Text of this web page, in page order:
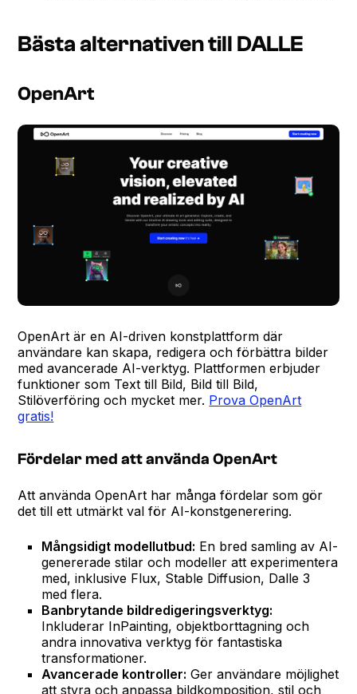
Bästa alternativen till DALLE
OpenArt
OpenArt är en AI-driven konstplattform där
användare kan skapa, redigera och förbättra bilder
med avancerade AI-verktyg. Plattformen erbjuder
funktioner som Text till Bild, Bild till Bild,
Stilöverföring och mycket mer. Prova OpenArt
gratis!
Fördelar med att använda OpenArt
Att använda OpenArt har många fördelar som gör
det till ett utmärkt val för AI-konstgenerering.
Mångsidigt modellutbud: En bred samling av AI-
genererade stilar och modeller att experimentera
med, inklusive Flux, Stable Diffusion, Dalle 3
med flera.
Banbrytande bildredigeringsverktyg:
Inkluderar InPainting, objektborttagning och
andra innovativa verktyg för fantastiska
transformationer.
Avancerade kontroller: Ger användare möjlighet
att styra och anpassa bildkomposition, stil och